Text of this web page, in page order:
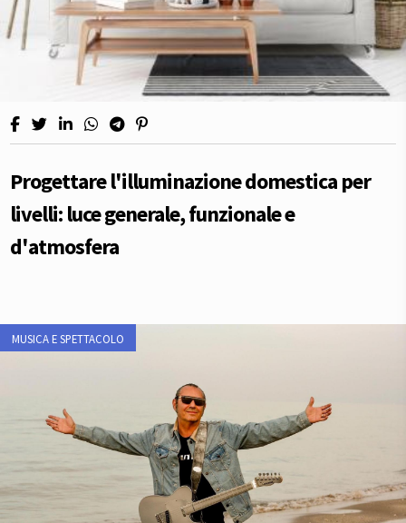
Progettare l'illuminazione domestica per
livelli: luce generale, funzionale e
d'atmosfera
MUSICA E SPETTACOLO